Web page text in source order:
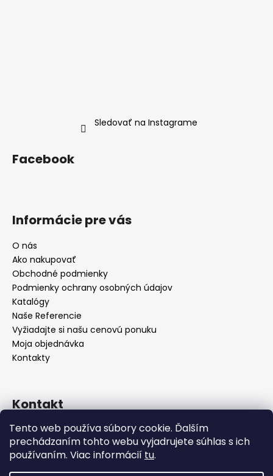
Tento web používa súbory cookie. Ďalším
prechádzaním tohto webu vyjadrujete súhlas s ich
používaním. Viac informácií tu.
Sledovať na Instagrame
Facebook
Informácie pre vás
O nás
Ako nakupovať
Obchodné podmienky
Podmienky ochrany osobných údajov
Katalógy
Naše Referencie
Vyžiadajte si našu cenovú ponuku
Moja objednávka
Kontakty
Kontakt
info@seevey.sk
+421 907 167 346
+421 911 387 731